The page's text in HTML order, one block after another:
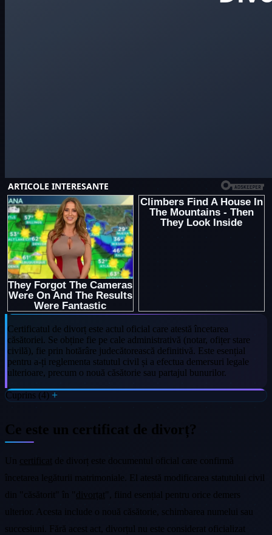
Certificatul de divorț este actul oficial care atestă încetarea
căsătoriei. Se obține fie pe cale administrativă (notar, ofițer stare
civilă), fie prin hotărâre judecătorească definitivă. Este esențial
pentru a-ți reglementa statutul civil și a efectua demersuri legale
ulterioare, precum o nouă căsătorie sau partajul bunurilor.
Cuprins (4)
Ce este un certificat de divorț?
Un certificat de divorț este documentul oficial care confirmă
încetarea legăturii matrimoniale. El atestă modificarea statutului civil
din "căsătorit" în "divorțat", fiind esențial pentru orice demers
ulterior. Acesta include o nouă căsătorie, schimbarea numelui sau
succesiuni. Fără acest act, divorțul nu este considerat oficializat